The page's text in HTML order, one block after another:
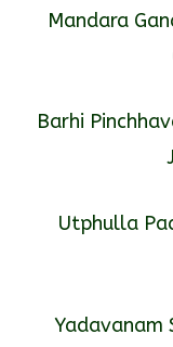
Mandara
Barhi
Utphulla
Yadavanam